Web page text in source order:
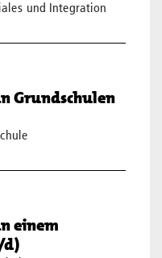
und Integration
Grundschulen
einem
d)